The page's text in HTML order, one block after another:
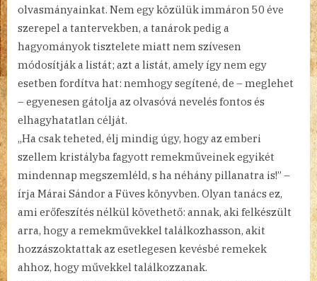
olvasmányainkat. Nem egy közülük immáron 50 éve
szerepel a tantervekben, a tanárok pedig a
hagyományok tisztelete miatt nem szívesen
módosítják a listát; azt a listát, amely így nem egy
esetben fordítva hat: nemhogy segítené, de – meglehet
– egyenesen gátolja az olvasóvá nevelés fontos és
elhagyhatatlan célját.
„Ha csak teheted, élj mindig úgy, hogy az emberi
szellem kristályba fagyott remekműveinek egyikét
mindennap megszemléld, s ha néhány pillanatra is!” –
írja Márai Sándor a Füves könyvben. Olyan tanács ez,
ami erőfeszítés nélkül követhető: annak, aki felkészült
arra, hogy a remekművekkel találkozhasson, akit
hozzászoktattak az esetlegesen kevésbé remekek
ahhoz, hogy művekkel találkozzanak.